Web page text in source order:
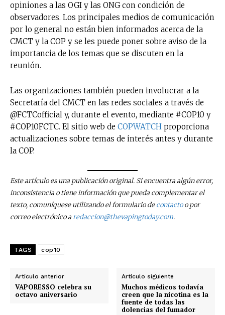
opiniones a las OGI y las ONG con condición de
observadores. Los principales medios de comunicación
por lo general no están bien informados acerca de la
CMCT y la COP y se les puede poner sobre aviso de la
importancia de los temas que se discuten en la
reunión.
Las organizaciones también pueden involucrar a la
Secretaría del CMCT en las redes sociales a través de
@FCTCofficial y, durante el evento, mediante #COP10 y
#COP10FCTC. El sitio web de COPWATCH proporciona
actualizaciones sobre temas de interés antes y durante
la COP.
Este artículo es una publicación original. Si encuentra algún error,
inconsistencia o tiene información que pueda complementar el
texto, comuníquese utilizando el formulario decontactoo por
correo electrónico aredaccion@thevapingtoday.com.
TAGS cop10
Artículo anterior
VAPORESSO celebra su
octavo aniversario
Artículo siguiente
Muchos médicos todavía
creen que la nicotina es la
fuente de todas las
dolencias del fumador